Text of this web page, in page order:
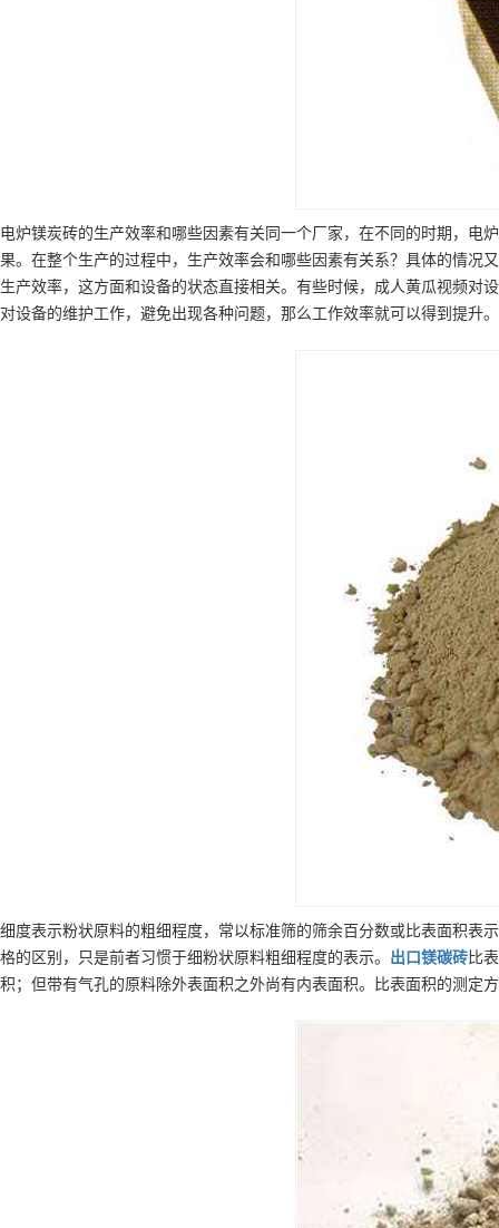
电炉镁炭砖的生产效率和哪些因素有关同一个厂家，在不同的时期，电
果。在整个生产的过程中，生产效率会和哪些因素有关系？具体的情况
生产效率，这方面和设备的状态直接相关。有些时候，成人黄瓜视频对
对设备的维护工作，避免出现各种问题，那么工作效率就可以得到提升。
细度表示粉状原料的粗细程度，常以标准筛的筛余百分数或比表面积表
格的区别，只是前者习惯于细粉状原料粗细程度的表示。 出口镁碳砖 比
积；但带有气孔的原料除外表面积之外尚有内表面积。比表面积的测定